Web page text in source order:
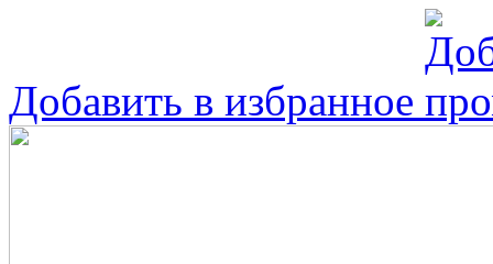
Добавить в избранное